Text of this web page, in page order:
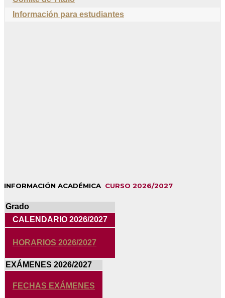
Información para estudiantes
INFORMACIÓN ACADÉMICA CURSO 2026/2027
Grado
CALENDARIO 2026/2027
HORARIOS 2026/2027
EXÁMENES 2026/2027
FECHAS EXÁMENES